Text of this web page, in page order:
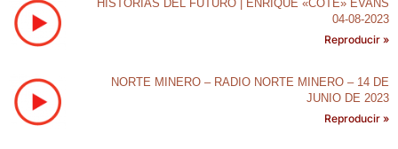
HISTORIAS DEL FUTURO | ENRIQUE «COTE» EVANS
04-08-2023
Reproducir »
NORTE MINERO – RADIO NORTE MINERO – 14 DE
JUNIO DE 2023
Reproducir »